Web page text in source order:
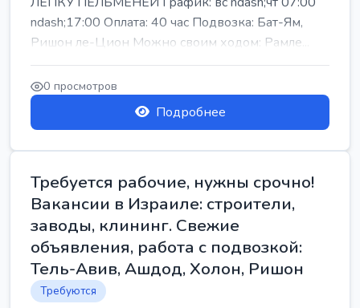
ndash;17:00 Оплата: 40 час Подвозка: Бат-Ям,
Ришон ле-Цион Можно своим ходом: Рамле...
0 просмотров
Подробнее
Требуется рабочие, нужны срочно!
Вакансии в Израиле: строители,
заводы, клининг. Свежие
объявления, работа с подвозкой:
Тель-Авив, Ашдод, Холон, Ришон
Требуются